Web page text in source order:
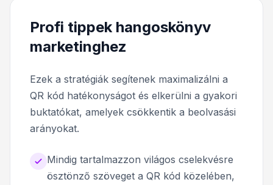
Profi tippek hangoskönyv
marketinghez
Ezek a stratégiák segítenek maximalizálni a
QR kód hatékonyságot és elkerülni a gyakori
buktatókat, amelyek csökkentik a beolvasási
arányokat.
Mindig tartalmazzon világos cselekvésre
ösztönző szöveget a QR kód közelében,